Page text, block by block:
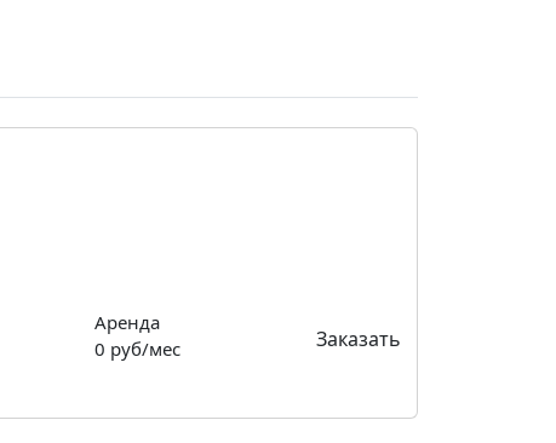
Аренда
0 руб/мес Заказать